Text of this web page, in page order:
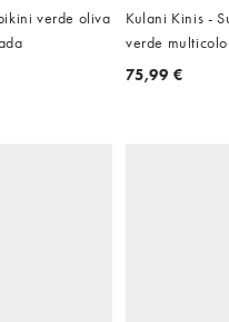
verde oliva
Kulani Kinis -
verde
75,99 €